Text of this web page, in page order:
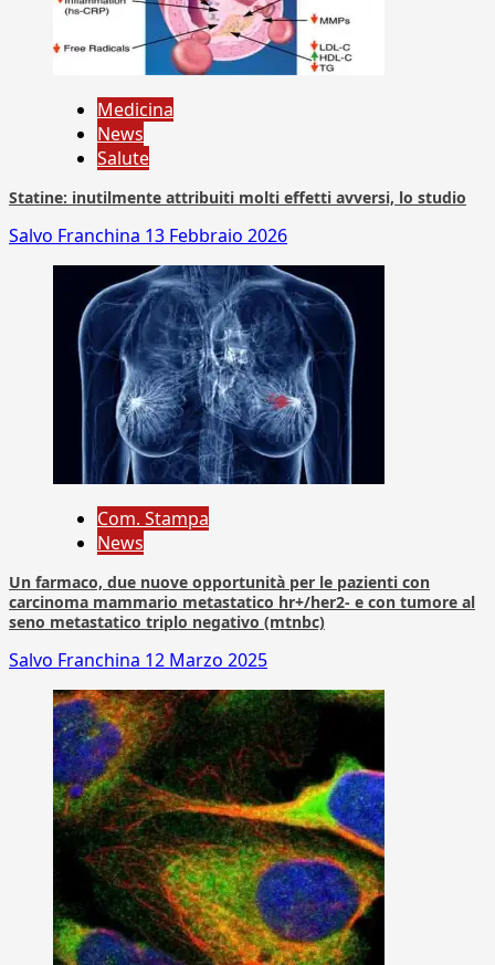
Medicina
News
Salute
Statine: inutilmente attribuiti molti effetti avversi, lo studio
Salvo Franchina 13 Febbraio 2026
Com. Stampa
News
Un farmaco, due nuove opportunità per le pazienti con
carcinoma mammario metastatico hr+/her2- e con tumore al
seno metastatico triplo negativo (mtnbc)
Salvo Franchina 12 Marzo 2025